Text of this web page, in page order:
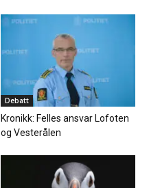
Debatt
Kronikk: Felles ansvar Lofoten
og Vesterålen